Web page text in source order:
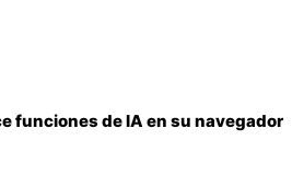
funciones de IA en su navegador